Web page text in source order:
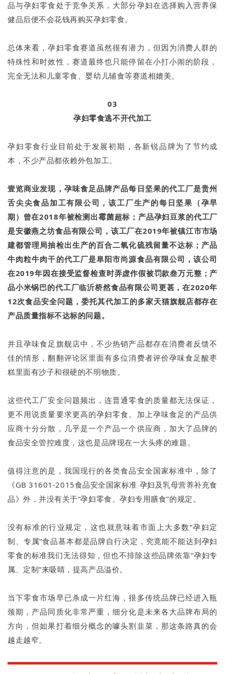
品与孕妇零食处于竞争关系，大部分孕妇在选择购入营养保
健品后便不会花钱再购买孕妇零食。
总体来看，孕妇零食赛道虽然很有潜力，但因为消费人群的
特殊性和时效性，赛道最终也只能停留在小打小闹的阶段，
完全无法和儿童零食、婴幼儿辅食等赛道相媲美。
03
孕妇零食逃不开代加工
孕妇零食行业目前处于发展初期，各新锐品牌为了节约成
本，不少产品都依赖外包加工。
壹览商业发现，孕味食足品牌产品每日坚果的代工厂是贵州
舌尖尖食品加工有限公司，该工厂生产的每日坚果（孕早
期）曾在2018年被检测出霉菌超标；产品孕妇豆浆的代工厂
是安徽燕之坊食品有限公司，该工厂在2019年被镇江市市场
建都管理局抽检出生产的百合二氧化硫残留量不达标；产品
牛肉粒牛肉干的代工厂是阜阳市尚源食品有限公司，该公司
在2019年因在接受监督检查时弄虚作假被罚款叁万元整；产
品小米锅巴的代工厂临沂桥然食品有限公司更甚，在2020年
12次食品安全问题，委托其代加工的多家天猫旗舰店都存在
产品质量指标不达标的问题。
并且孕味食足旗舰店中，不少热销产品都存在消费者反馈不
佳的情形，翻翻评论区里面有多位消费者评价孕味食足酸枣
糕里面有沙子和很硬的不明物质。
这些代工厂安全问题频出，连普通零食的质量都无法保证，
更不用说质量要求更高的孕妇零食。加上孕味食足的产品供
应商十分分散，几乎是一个产品一个供应商，加大了品牌的
食品安全管控难度，这也是品牌现在一大头疼的难题。
值得注意的是，我国现行的各类食品安全国家标准中，除了
《GB 31601-2015食品安全国家标准 孕妇及乳母营养补充食
品》外，并没有关于“孕妇零食、孕妇专用膳食”的规定。
没有标准的行业规定，这也就意味着市面上大多数“孕妇定
制、专属”食品基本都是品牌自行决定，究竟能不能达到孕妇
零食的标准我们无法得知，但也不排除这些品牌依靠“孕妇专
属、定制”来吸睛，提高产品溢价。
当下零食市场早已杀成一片红海，很多传统品牌已经进入瓶
颈期，产品同质化非常严重，细分化是未来各大品牌布局的
方向，但如果打着细分概念的噱头割韭菜，那这条路真的会
越走越窄。